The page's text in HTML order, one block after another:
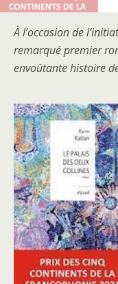
À l’occasion de
remarqué premier
envoûtante histoire